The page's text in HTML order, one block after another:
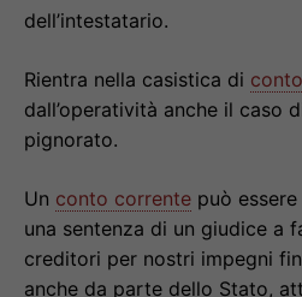
dell’intestatario.
Rientra nella casistica di
dall’operatività anche il caso
pignorato.
Un conto corrente può
una sentenza di un giudice a
creditori per nostri impegni
anche da parte dello Stato,